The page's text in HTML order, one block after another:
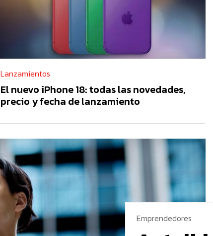
Lanzamientos
El nuevo iPhone 18: todas las novedades,
precio y fecha de lanzamiento
Emprendedores